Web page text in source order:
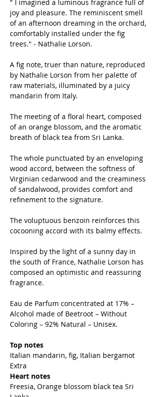
" I imagined a luminous fragrance full of
joy and pleasure. The reminiscent smell
of an afternoon dreaming in the orchard,
comfortably installed under the fig
trees." - Nathalie Lorson.
A fig note, truer than nature, reproduced
by Nathalie Lorson from her palette of
raw materials, illuminated by a juicy
mandarin from Italy.
The meeting of a floral heart, composed
of an orange blossom, and the aromatic
breath of black tea from Sri Lanka.
The whole punctuated by an enveloping
wood accord, between the softness of
Virginian cedarwood and the creaminess
of sandalwood, provides comfort and
refinement to the signature.
The voluptuous benzoin reinforces this
cocooning accord with its balmy effects.
Inspired by the light of a sunny day in
the south of France, Nathalie Lorson has
composed an optimistic and reassuring
fragrance.
Eau de Parfum concentrated at 17% –
Alcohol made of Beetroot – Without
Coloring – 92% Natural – Unisex.
Top notes
Italian mandarin, fig, Italian bergamot
Extra
Heart notes
Freesia, Orange blossom black tea Sri